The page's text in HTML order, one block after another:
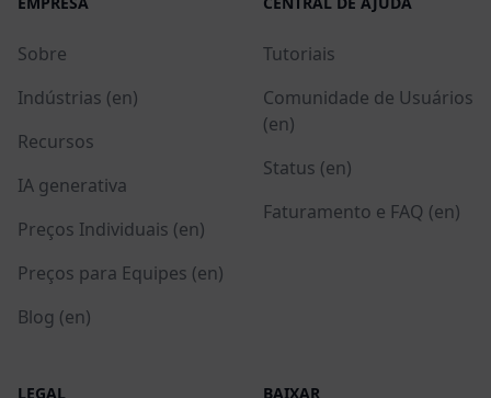
Sobre
Indústrias (en)
Recursos
IA generativa
Preços Individuais (en)
Preços para Equipes (en)
Blog (en)
Tutoriais
Comunidade de Usuários
(en)
Status (en)
Faturamento e FAQ (en)
LEGAL BAIXAR